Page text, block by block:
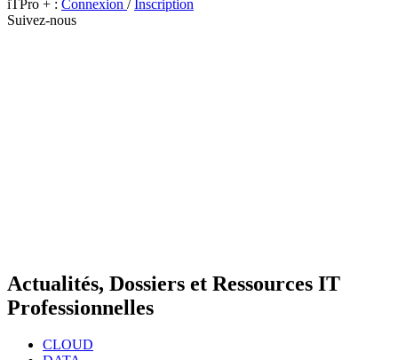
iTPro + : Connexion /Inscription
Suivez-nous
Actualités, Dossiers et Ressources IT
Professionnelles
CLOUD